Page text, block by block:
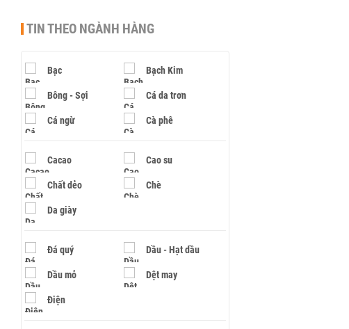
TIN THEO NGÀNH HÀNG
Bạc Bạch Kim
Bông - Sợi Cá da trơn
Cá ngừ Cà phê
Cacao Cao su
Chất dẻo Chè
Da giày
Đá quý Dầu - Hạt dầu
Dầu mỏ Dệt may
Điện